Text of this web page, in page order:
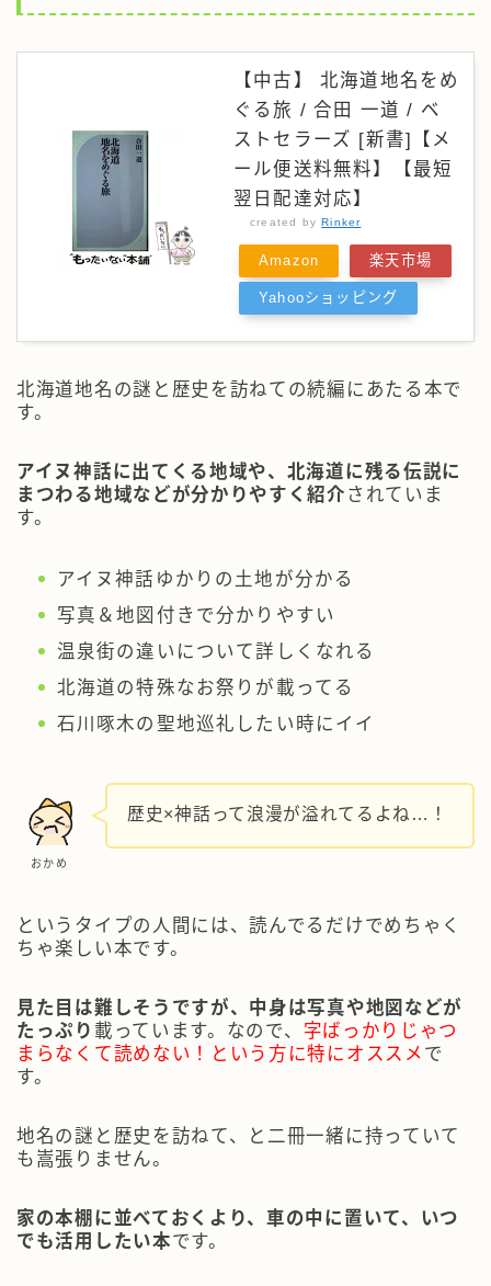
【中古】 北海道地名をめ
ぐる旅 / 合田 一道 / ベ
ストセラーズ [新書]【メ
ール便送料無料】【最短
翌日配達対応】
created by Rinker
Amazon 楽天市場
Yahooショッピング
北海道地名の謎と歴史を訪ねての続編にあたる本で
す。
アイヌ神話に出てくる地域や、北海道に残る伝説に
まつわる地域などが分かりやすく紹介 されていま
す。
アイヌ神話ゆかりの土地が分かる
写真＆地図付きで分かりやすい
温泉街の違いについて詳しくなれる
北海道の特殊なお祭りが載ってる
石川啄木の聖地巡礼したい時にイイ
おかめ
歴史×神話って浪漫が溢れてるよね…！
というタイプの人間には、読んでるだけでめちゃく
ちゃ楽しい本です。
見た目は難しそうですが、中身は写真や地図などが
たっぷり 載っています。なので、 字ばっかりじゃつ
まらなくて読めない！という方に特にオススメ で
す。
地名の謎と歴史を訪ねて、と二冊一緒に持っていて
も嵩張りません。
家の本棚に並べておくより、車の中に置いて、いつ
でも活用したい本です。